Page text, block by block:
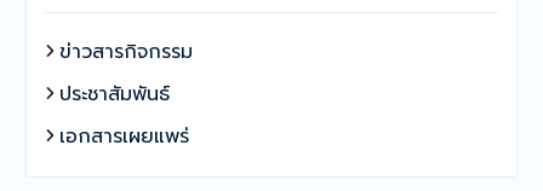
ข่าวสารกิจกรรม
ประชาสัมพันธ์
เอกสารเผยแพร่